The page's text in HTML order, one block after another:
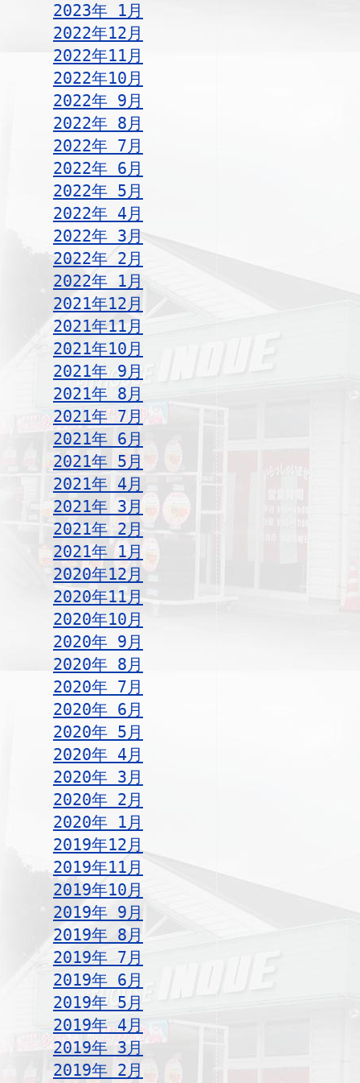
2023年 1月
2022年12月
2022年11月
2022年10月
2022年 9月
2022年 8月
2022年 7月
2022年 6月
2022年 5月
2022年 4月
2022年 3月
2022年 2月
2022年 1月
2021年12月
2021年11月
2021年10月
2021年 9月
2021年 8月
2021年 7月
2021年 6月
2021年 5月
2021年 4月
2021年 3月
2021年 2月
2021年 1月
2020年12月
2020年11月
2020年10月
2020年 9月
2020年 8月
2020年 7月
2020年 6月
2020年 5月
2020年 4月
2020年 3月
2020年 2月
2020年 1月
2019年12月
2019年11月
2019年10月
2019年 9月
2019年 8月
2019年 7月
2019年 6月
2019年 5月
2019年 4月
2019年 3月
2019年 2月